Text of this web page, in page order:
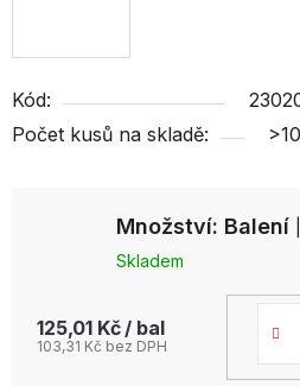
Množství: Balení
Skladem
125,01 Kč / bal
103,31 Kč bez DPH
Kód:
Počet kusů na skladě: